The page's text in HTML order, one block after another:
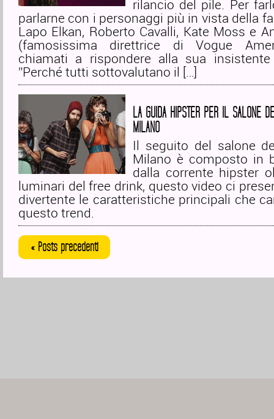
rilancio del pile. Per
parlarne con i personaggi più in vista della
Lapo Elkan, Roberto Cavalli, Kate Moss e
(famosissima direttrice di Vogue
chiamati a rispondere alla sua
”Perché tutti sottovalutano il […]
LA GUIDA HIPSTER PER IL SALONE
MILANO
Il seguito del salone
Milano è composto in
dalla corrente hipster
luminari del free drink, questo video ci
divertente le caratteristiche principali che
questo trend.
« Posts precedenti